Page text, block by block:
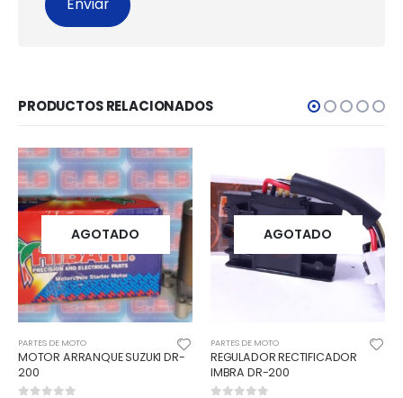
PRODUCTOS RELACIONADOS
DR-
AGOTADO
PARTES DE MOTO
REGULADOR RECTIFICADOR
AGOTADO
PARTES DE MOTO
KIT BALANCÍN ADM/ ESC S
DR-200